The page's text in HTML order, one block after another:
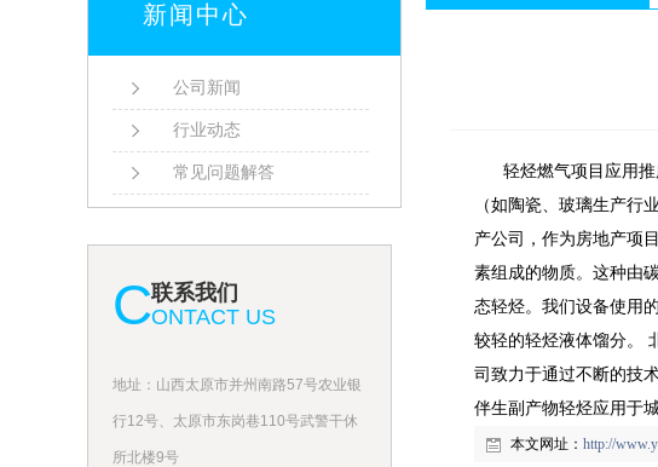
新闻中心
公司新闻
行业动态
常见问题解答
C联系我们
ONTACT US
地址：山西太原市并州南路57号农业银
行12号、太原市东岗巷110号武警干休
所北楼9号
轻烃燃气项目应用
（如陶瓷、玻璃生产行
产公司，作为房地产项
素组成的物质。这种由
态轻烃。我们设备使用
较轻的轻烃液体馏分。
司致力于通过不断的技
伴生副产物轻烃应用于
本文网址： http://